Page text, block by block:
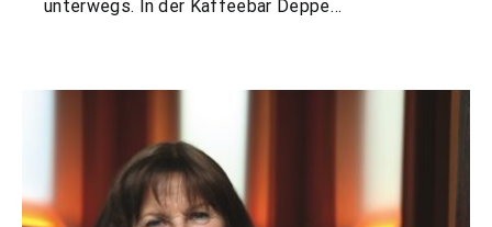
unterwegs. In der Kaffeebar Deppe…